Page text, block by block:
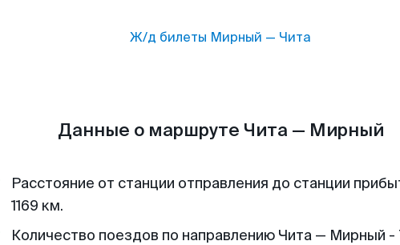
Ж/д билеты Мирный — Чита
Данные о маршруте Чита — Мирный
Расстояние от станции отправления до станции
1169 км.
Количество поездов по направлению Чита — Мирный -